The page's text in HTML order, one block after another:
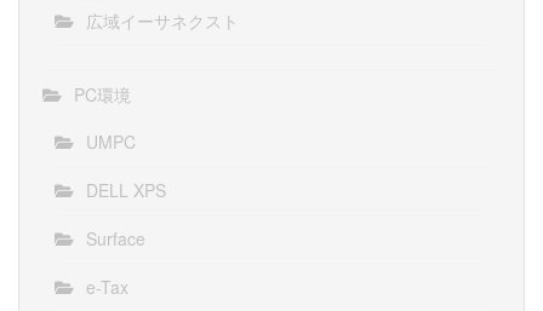
広域イーサネクスト
PC環境
UMPC
DELL XPS
Surface
e-Tax